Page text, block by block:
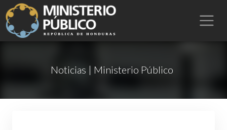
Noticias | Ministerio Público